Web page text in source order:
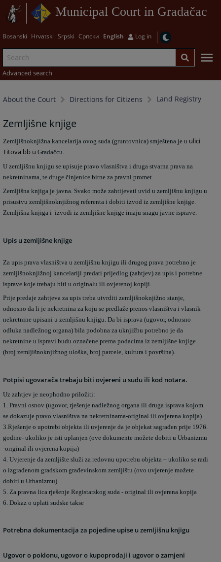
Municipal Court in Gradačac
Bosanski Hrvatski Srpski Српски English Log in
Advanced search
About the Court Directions for Citizens Land Registry
Zemljišne knjige
Zemljišnoknjižna kancelarija ovog suda (gruntovnica) smještena je u ulici
Titova bb u Gradačcu.
U zemljišnu knjigu se upisuje pravo vlasništva i druga stvarna prava na
nekretninama, te druge činjenice bitne za pravni promet.
Zemljišna knjiga je javna. Svako može zahtijevati uvid u zemljišnu knjigu u
prisustvu zemljišnoknjižnog referenta i dobiti izvod iz zemljišne knjige.
Zemljišna knjiga i izvodi iz zemljišne knjige imaju snagu javne isprave.
Upis u zemljišne knjige
Za upis prava vlasništva u zemljišnu knjigu ili drugog prava potrebno je
zemljišnoknjižnoj kancelariji predati prijedlog (zahtjev) za upis i potrebne
isprave koje trebaju biti u originalu ili ovjerenoj kopiji.
Prije predaje zahtjeva za upis treba utvrditi zemljišnoknjižno stanje,
odnosno da li je nekretnina za koju se predlaže prenos vlasništva i vlasnik
nekretnine upisani u zemljišnu knjigu. Da bi isprava (ugovor, odnosno
odluka nadležnog organa) bila podobna za uknjižbu potrebno je da
nekretnine u ispravi budu označene prema podacima iz zemljišne knjige
(broj zemljišnoknjižnog uloška, broj parcele, kultura i površina).
Potpisi ugovarača trebaju biti ovjereni u sudu ili kod notara.
Uz zahtjev je neophodno priložiti:
1. Pravni osnov (ugovor, rješenje nadležnog organa ili druga isprava kojom
se dokazuje pravo vlasništva na nekretninama-original ili ovjerena kopija)
3.Rješenje o upotrebi objekta ili uvjerenje da je objekat sagrađen prije 1976.
godine- ukoliko je isti uplanjen (ove dokumente možete dobiti u Urbanizmu
-original ili ovjerena kopija)
4. Uvjerenje da zemljište služi za redovnu upotrebu objekta – ukoliko se radi
o izgrađenom gradskom građevinskom zemljištu (ovo uvjerenje možete
dobiti u Urbanizmu)
5. Za pravna lica rješenje Registarskog suda - original ili ovjerena kopija
6. Dokaz o uplati sudske takse
Potrebna dokumentacija za pojedine upise u zemljišnu knjigu
Ugovor o poklonu, ugovor o kupoprodaji i ugovor o zamjeni